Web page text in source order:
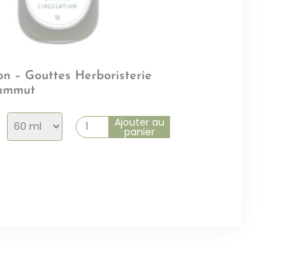
– Gouttes Herboristerie
Choix
de
Ajouter au
panier